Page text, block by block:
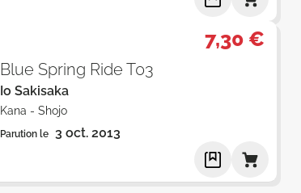
7,30 €
Blue Spring Ride T03
Io Sakisaka
Kana - Shojo
Parution le 3 oct. 2013